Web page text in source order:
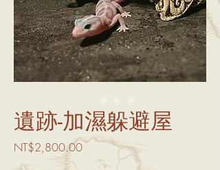
遺跡-加濕躲避屋
NT$2,800.00價